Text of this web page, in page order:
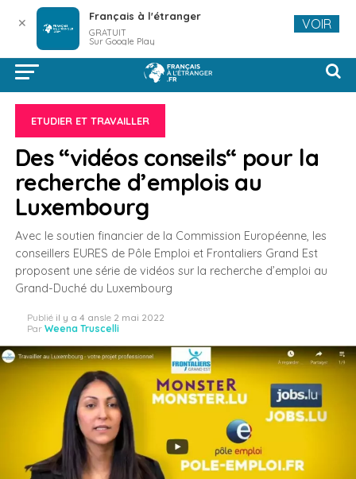
ETUDIER ET TRAVAILLER
Des “vidéos conseils“ pour la
recherche d’emplois au
Luxembourg
Avec le soutien financier de la Commission Européenne, les
conseillers EURES de Pôle Emploi et Frontaliers Grand Est
proposent une série de vidéos sur la recherche d’emploi au
Grand-Duché du Luxembourg
Publié il y a 4 ansle 2 mai 2022
Par Weena Truscelli
✕ Français à l'étranger
GRATUIT
Sur Google Play
VOIR